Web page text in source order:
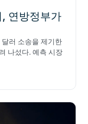
연방정부가
러 소송을 제기한
나섰다. 예측 시장